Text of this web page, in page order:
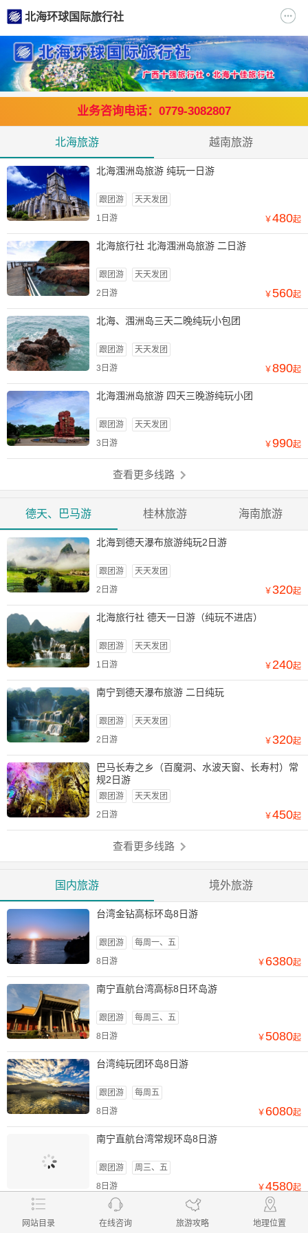
北海环球国际旅行社
业务咨询电话：0779-3082807
北海旅游 越南旅游
北海涠洲岛旅游 纯玩一日游
跟团游
天天发团
1日游
￥480起
北海旅行社 北海涠洲岛旅游 二日游
跟团游
天天发团
2日游
￥560起
北海、涠洲岛三天二晚纯玩小包团
跟团游
天天发团
3日游
￥890起
北海涠洲岛旅游 四天三晚游纯玩小团
跟团游
天天发团
3日游
￥990起
查看更多线路
德天、巴马游 桂林旅游 海南旅游
北海到德天瀑布旅游纯玩2日游
跟团游
天天发团
2日游
￥320起
北海旅行社 德天一日游（纯玩不进店）
跟团游
天天发团
1日游
￥ 240起
南宁到德天瀑布旅游 二日纯玩
跟团游
天天发团
2日游
￥320起
巴马长寿之乡（百魔洞、水波天窗、长寿村）常
规2日游
跟团游
天天发团
2日游
￥450起
查看更多线路
国内旅游 境外旅游
台湾金钻高标环岛8日游
跟团游
每周一、五
8日游
￥ 6380起
南宁直航台湾高标8日环岛游
跟团游
每周三、五
8日游
￥5080起
台湾纯玩团环岛8日游
跟团游
每周五
8日游
￥ 6080起
南宁直航台湾常规环岛8日游
跟团游
周三、五
8日游
￥4580起
查看更多线路
网站目录 在线咨询 旅游攻略 地理位置
在线咨询